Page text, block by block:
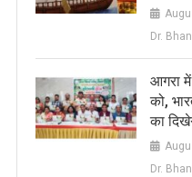
Dr.
आगरा
को,
का
Dr.